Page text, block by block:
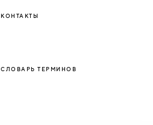
КОНТАКТЫ
СЛОВАРЬ ТЕРМИНОВ